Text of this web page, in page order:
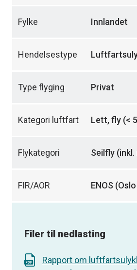
Fylke Innlandet
Hendelsestype
Type flyging Privat
Kategori luftfart Lett, fly (<
Flykategori Seilfly
FIR/AOR ENOS
Filer til nedlasting
Rapport om